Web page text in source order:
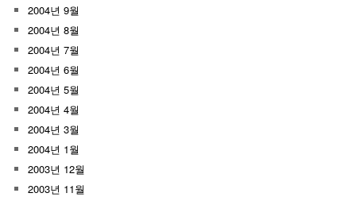
2004년 9월
2004년 8월
2004년 7월
2004년 6월
2004년 5월
2004년 4월
2004년 3월
2004년 1월
2003년 12월
2003년 11월